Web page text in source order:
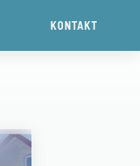
KONTAKT